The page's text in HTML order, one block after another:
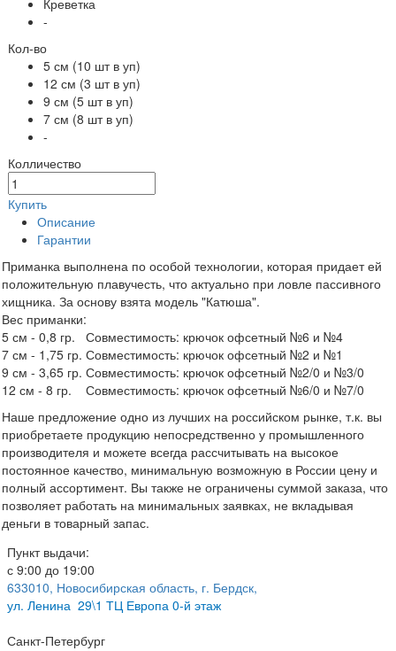
Креветка
-
Кол-во
5 см (10 шт в уп)
12 см (3 шт в уп)
9 см (5 шт в уп)
7 см (8 шт в уп)
-
Колличество
Купить
Описание
Гарантии
Приманка выполнена по особой технологии, которая придает ей
положительную плавучесть, что актуально при ловле пассивного
хищника. За основу взята модель "Катюша".
Вес приманки:
5 см - 0,8 гр. Совместимость: крючок офсетный №6 и №4
7 см - 1,75 гр. Совместимость: крючок офсетный №2 и №1
9 см - 3,65 гр. Совместимость: крючок офсетный №2/0 и №3/0
12 см - 8 гр. Совместимость: крючок офсетный №6/0 и №7/0
Наше предложение одно из лучших на российском рынке, т.к. вы
приобретаете продукцию непосредственно у промышленного
производителя и можете всегда рассчитывать на высокое
постоянное качество, минимальную возможную в России цену и
полный ассортимент. Вы также не ограничены суммой заказа, что
позволяет работать на минимальных заявках, не вкладывая
деньги в товарный запас.
Пункт выдачи:
с 9:00 до 19:00
633010, Новосибирская область, г. Бердск,
ул. Ленина 29\1 ТЦ Европа 0-й этаж
Санкт-Петербург